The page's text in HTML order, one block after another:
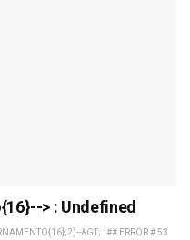
> : Undefined
&GT; : ## ERROR # 53